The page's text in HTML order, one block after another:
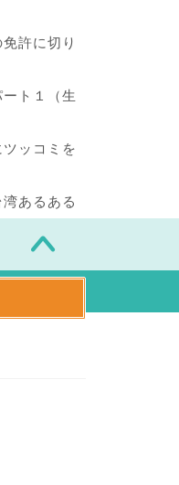
許に切り
ト１（生
ッコミを
あるある
りくらり台湾』